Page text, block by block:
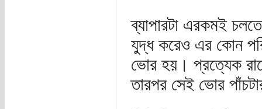
ব্যাপারটা এরকমই
যুদ্ধ করেও এর কোন
ভোর হয়। প্রত্যেক
তারপর সেই ভোর